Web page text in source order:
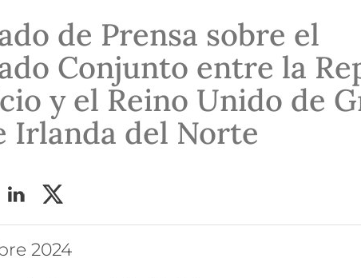
de Prensa sobre el
Conjunto entre la
y el Reino Unido de
Irlanda del Norte
2024